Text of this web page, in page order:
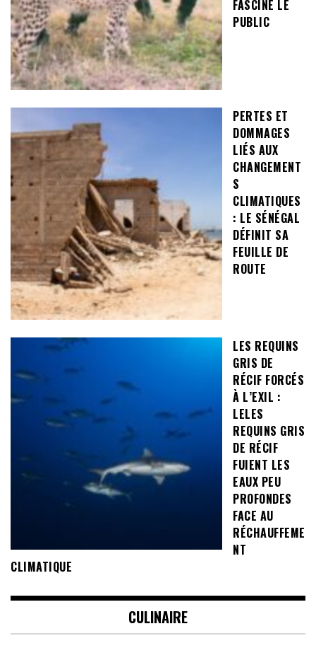
FASCINE LE
PUBLIC
PERTES ET
DOMMAGES
LIÉS AUX
CHANGEMENT
S
CLIMATIQUES
: LE SÉNÉGAL
DÉFINIT SA
FEUILLE DE
ROUTE
LES REQUINS
GRIS DE
RÉCIF FORCÉS
À L’EXIL :
LELES
REQUINS GRIS
DE RÉCIF
FUIENT LES
EAUX PEU
PROFONDES
FACE AU
RÉCHAUFFEME
NT
CLIMATIQUE
CULINAIRE